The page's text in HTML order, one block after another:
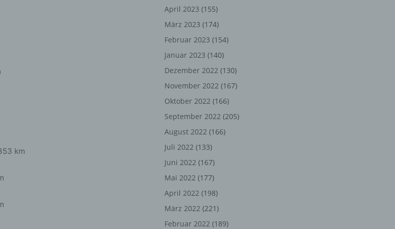
km
April 2023 (155)
März 2023 (174)
Februar 2023 (154)
Januar 2023 (140)
Dezember 2022 (130)
November 2022 (167)
Oktober 2022 (166)
September 2022 (205)
August 2022 (166)
Juli 2022 (133)
Juni 2022 (167)
Mai 2022 (177)
April 2022 (198)
März 2022 (221)
Februar 2022 (189)
Aufenthaltsort oder Ortswechsel dieser natürlichen
Verarbeitung personenbezogener Daten in einer
sofern diese zusätzlichen Informationen gesondert
natürlichen Person zugewiesen werden.
oder für die Verarbeitung
die Verarbeitung Verantwortlicher ist die natürliche
Behörde, Einrichtung oder andere Stelle, die allein oder
über die Zwecke und Mittel der Verarbeitung von